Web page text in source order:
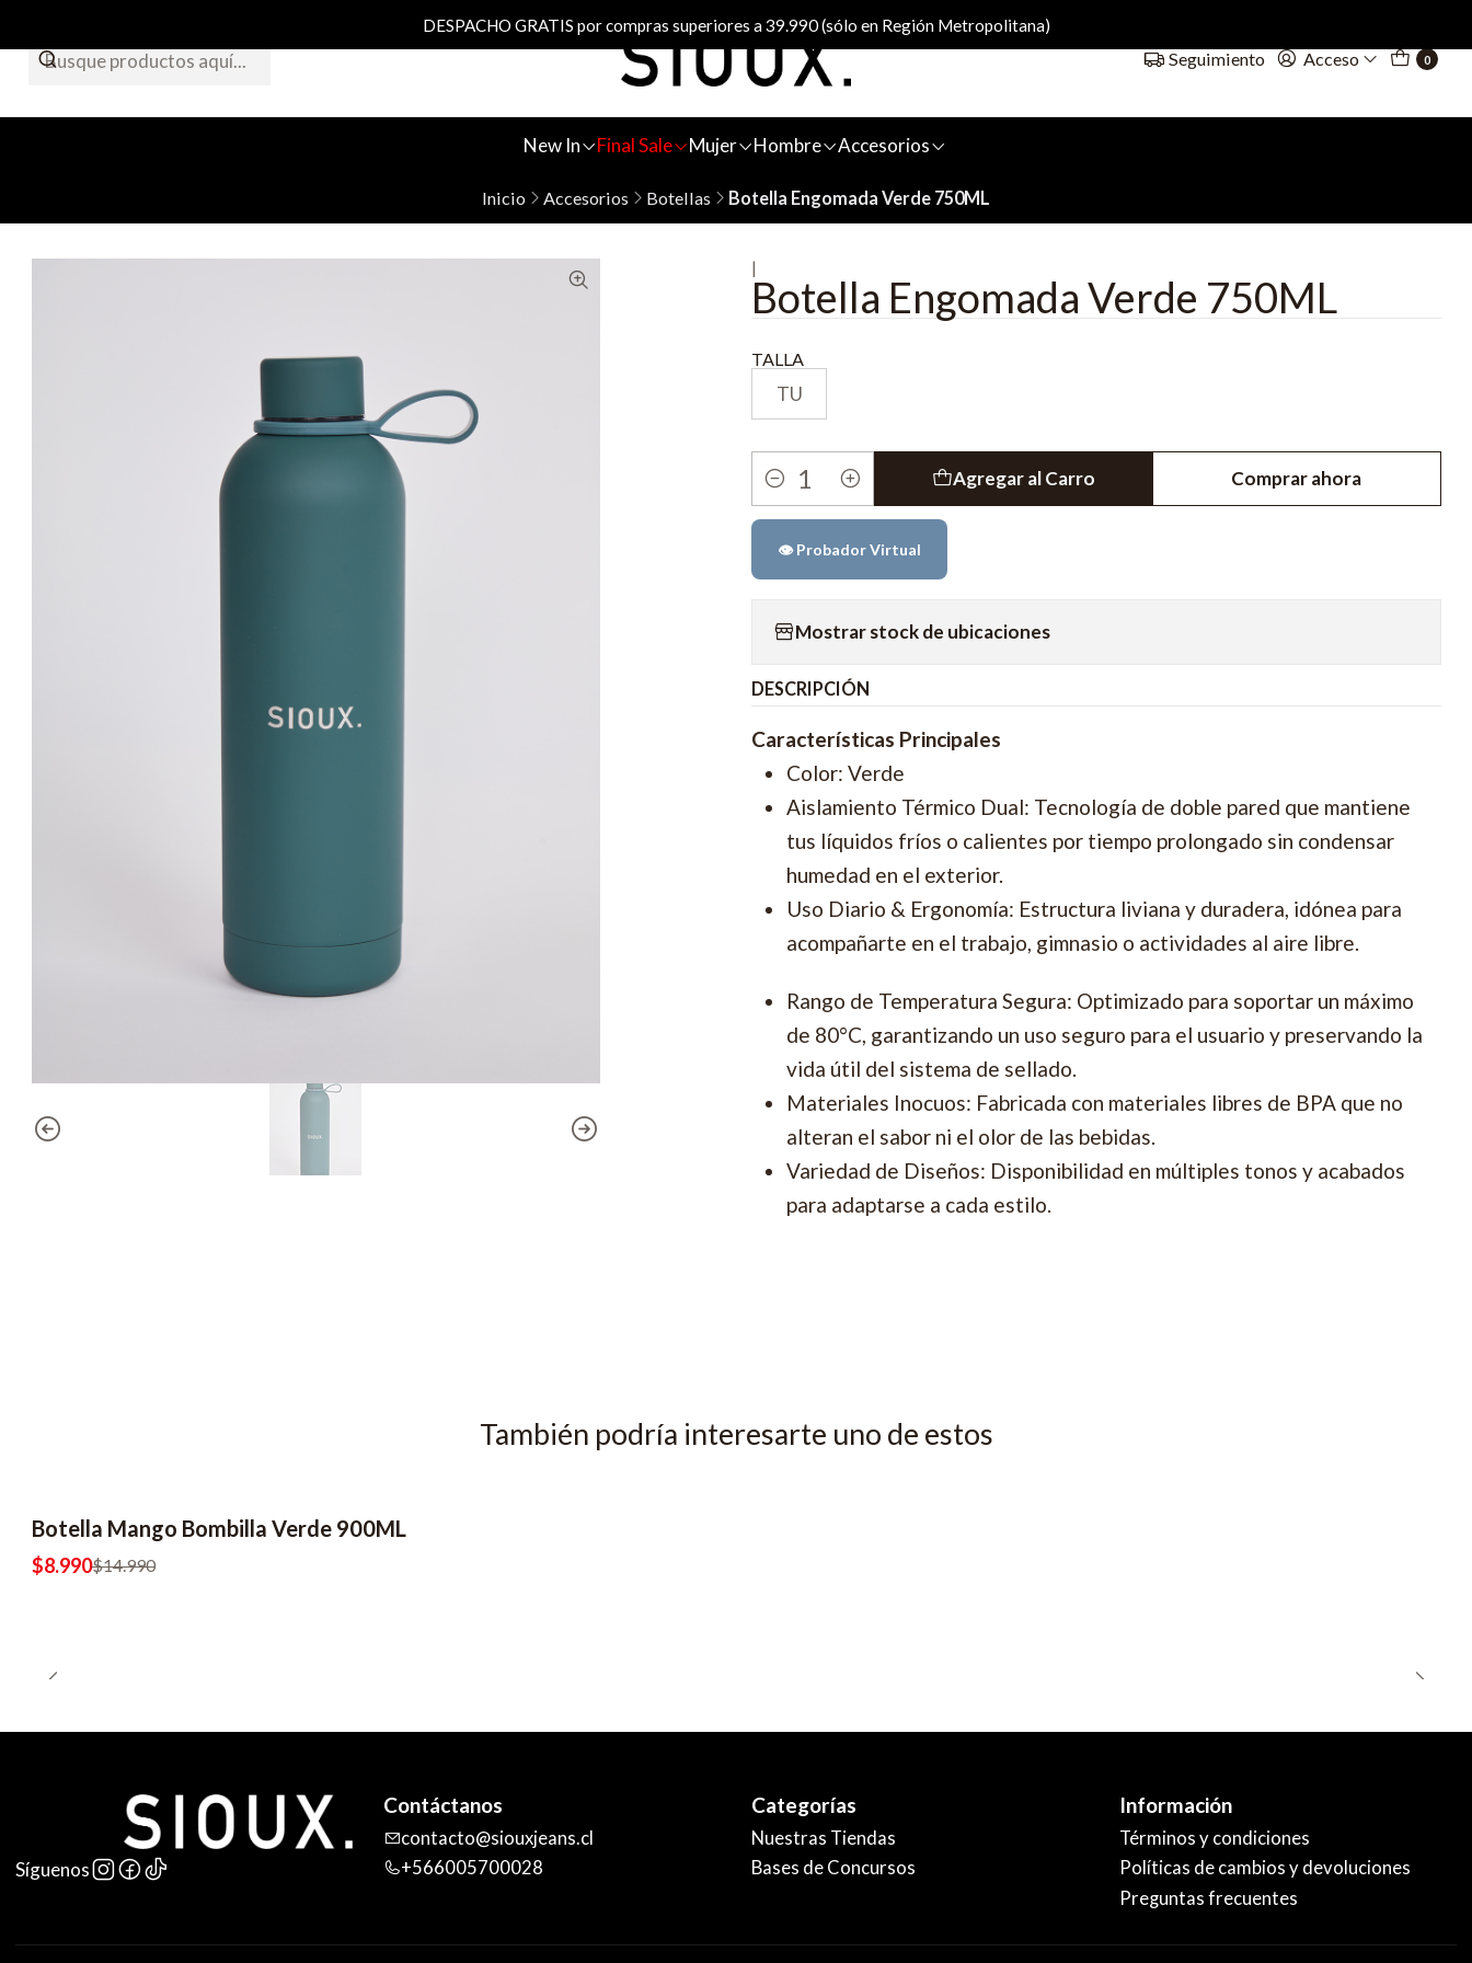
Seguimiento Acceso 0
New In Final Sale Mujer Hombre Accesorios
DESPACHO GRATIS por compras superiores a 39.990 (sólo en Región Metropolitana)
Inicio Accesorios Botellas Botella Engomada Verde 750ML
|
Botella Engomada Verde 750ML
TALLA
TU
Cantidad
Agregar al Carro Comprar ahora
👁️ Probador Virtual
Mostrar stock de ubicaciones
DESCRIPCIÓN
Características Principales
Color: Verde
Aislamiento Térmico Dual: Tecnología de doble pared que mantiene
tus líquidos fríos o calientes por tiempo prolongado sin condensar
humedad en el exterior.
Uso Diario & Ergonomía: Estructura liviana y duradera, idónea para
acompañarte en el trabajo, gimnasio o actividades al aire libre.
Rango de Temperatura Segura: Optimizado para soportar un máximo
de 80°C, garantizando un uso seguro para el usuario y preservando la
vida útil del sistema de sellado.
Materiales Inocuos: Fabricada con materiales libres de BPA que no
alteran el sabor ni el olor de las bebidas.
Variedad de Diseños: Disponibilidad en múltiples tonos y acabados
para adaptarse a cada estilo.
También podría interesarte uno de estos
-40% OFF
Botella Mango Bombilla Verde 900ML
$8.990$14.990
Síguenos
Contáctanos
contacto@siouxjeans.cl
+566005700028
Categorías
Nuestras Tiendas
Bases de Concursos
Información
Términos y condiciones
Políticas de cambios y devoluciones
Preguntas frecuentes